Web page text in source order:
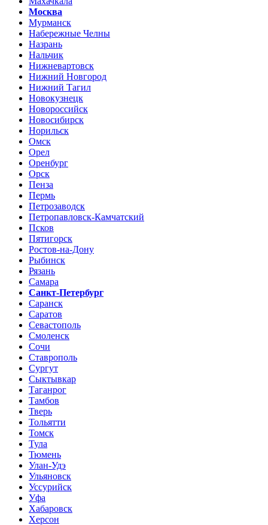
Москва
Мурманск
Набережные Челны
Назрань
Нальчик
Нижневартовск
Нижний Новгород
Нижний Тагил
Новокузнецк
Новороссийск
Новосибирск
Норильск
Омск
Орел
Оренбург
Орск
Пенза
Пермь
Петрозаводск
Петропавловск-Камчатский
Псков
Пятигорск
Ростов-на-Дону
Рыбинск
Рязань
Самара
Санкт-Петербург
Саранск
Саратов
Севастополь
Смоленск
Сочи
Ставрополь
Сургут
Сыктывкар
Таганрог
Тамбов
Тверь
Тольятти
Томск
Тула
Тюмень
Улан-Удэ
Ульяновск
Уссурийск
Уфа
Хабаровск
Херсон